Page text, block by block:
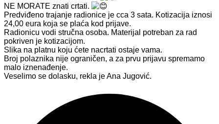
NE MORATE znati crtati.
Predviđeno trajanje radionice je cca 3 sata. Kotizacija iznosi
24,00 eura koja se plaća kod prijave.
Radionicu vodi stručna osoba. Materijal potreban za rad
pokriven je kotizacijom.
Slika na platnu koju ćete nacrtati ostaje vama.
Broj polaznika nije ograničen, a za prvu prijavu spremamo
malo iznenađenje.
Veselimo se dolasku, rekla je Ana Jugović.